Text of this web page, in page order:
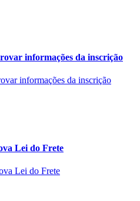
informações da inscrição
Lei do Frete